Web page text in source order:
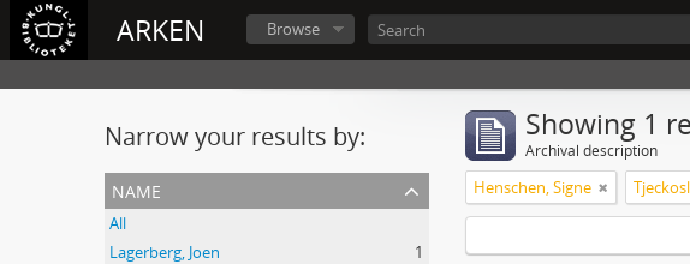
ARKEN Browse
Narrow your results by:
name
All
Lagerberg, Joen
1
Showing 1
Archival description
Henschen, Signe